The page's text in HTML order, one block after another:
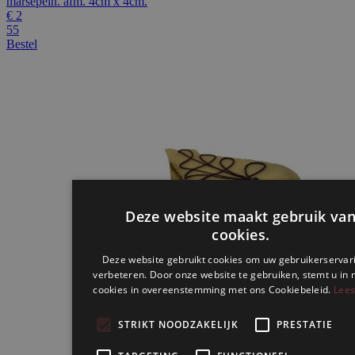
€ 2
55
Bestel
Deze website maakt gebruik
cookies.
Deze website gebruikt cookies om uw
verbeteren. Door onze website te gebruiken, stemt u in
cookies in overeenstemming met ons Cookiebeleid.
STRIKT NOODZAKELIJK PRESTATIE